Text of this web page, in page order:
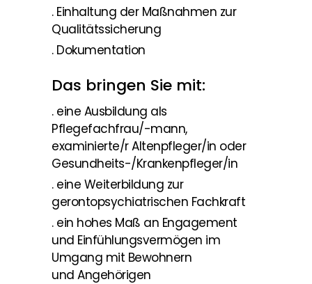
. Einhaltung der Maßnahmen zur
Qualitätssicherung
. Dokumentation
Das bringen Sie mit:
. eine Ausbildung als
Pflegefachfrau/-mann,
examinierte/r Altenpfleger/in oder
Gesundheits-/Krankenpfleger/in
. eine Weiterbildung zur
gerontopsychiatrischen Fachkraft
. ein hohes Maß an Engagement
und Einfühlungsvermögen im
Umgang mit Bewohnern
und Angehörigen